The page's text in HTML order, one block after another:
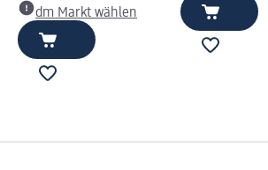
dm Markt wählen